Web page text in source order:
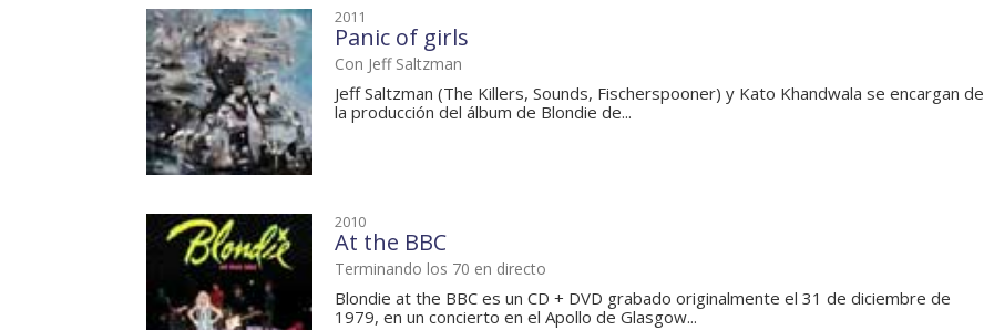
2011
Panic of girls
Con Jeff Saltzman
Jeff Saltzman (The Killers, Sounds, Fischerspooner) y Kato Khandwala se encargan de
la producción del álbum de Blondie de...
2010
At the BBC
Terminando los 70 en directo
Blondie at the BBC es un CD + DVD grabado originalmente el 31 de diciembre de
1979, en un concierto en el Apollo de Glasgow...